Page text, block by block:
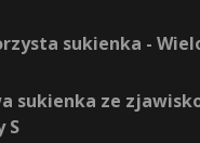
sukienka -
sukienka ze
S